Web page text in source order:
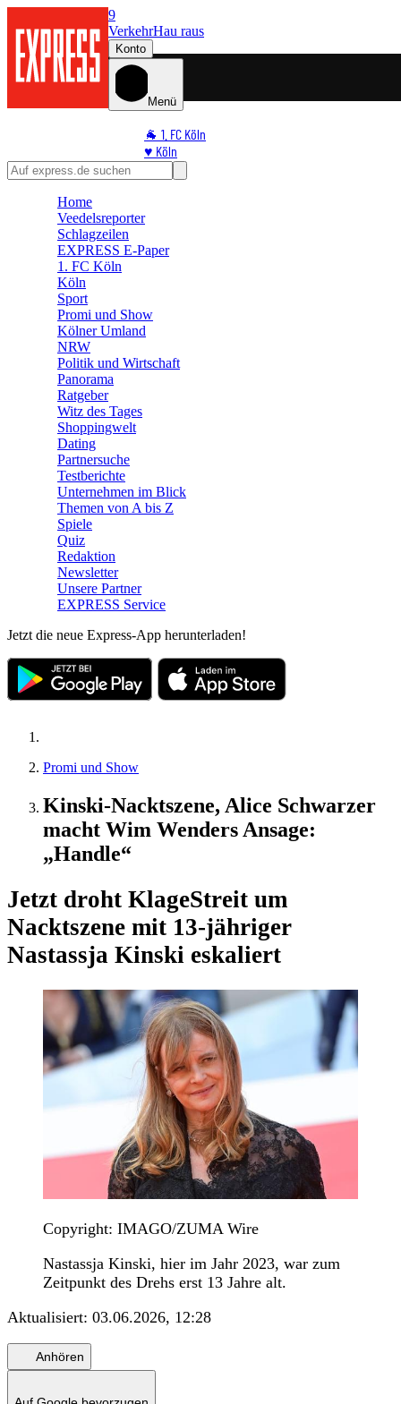
9
VerkehrHau raus
Konto
Menü
🐐 1. FC Köln
♥️ Köln
⭐ Promi
🛒 Shoppingwelt
Home
Veedelsreporter
Schlagzeilen
EXPRESS E-Paper
1. FC Köln
Köln
Sport
Promi und Show
Kölner Umland
NRW
Politik und Wirtschaft
Panorama
Ratgeber
Witz des Tages
Shoppingwelt
Dating
Partnersuche
Testberichte
Unternehmen im Blick
Themen von A bis Z
Spiele
Quiz
Redaktion
Newsletter
Unsere Partner
EXPRESS Service
Jetzt die neue Express-App herunterladen!
Promi und Show
Kinski-Nacktszene, Alice Schwarzer
macht Wim Wenders Ansage:
„Handle“
Jetzt droht KlageStreit um
Nacktszene mit 13-jähriger
Nastassja Kinski eskaliert
Copyright: IMAGO/ZUMA Wire
Nastassja Kinski, hier im Jahr 2023, war zum
Zeitpunkt des Drehs erst 13 Jahre alt.
Aktualisiert: 03.06.2026, 12:28
Anhören